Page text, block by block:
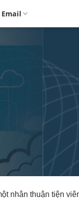
Email
nhânthuận tiện